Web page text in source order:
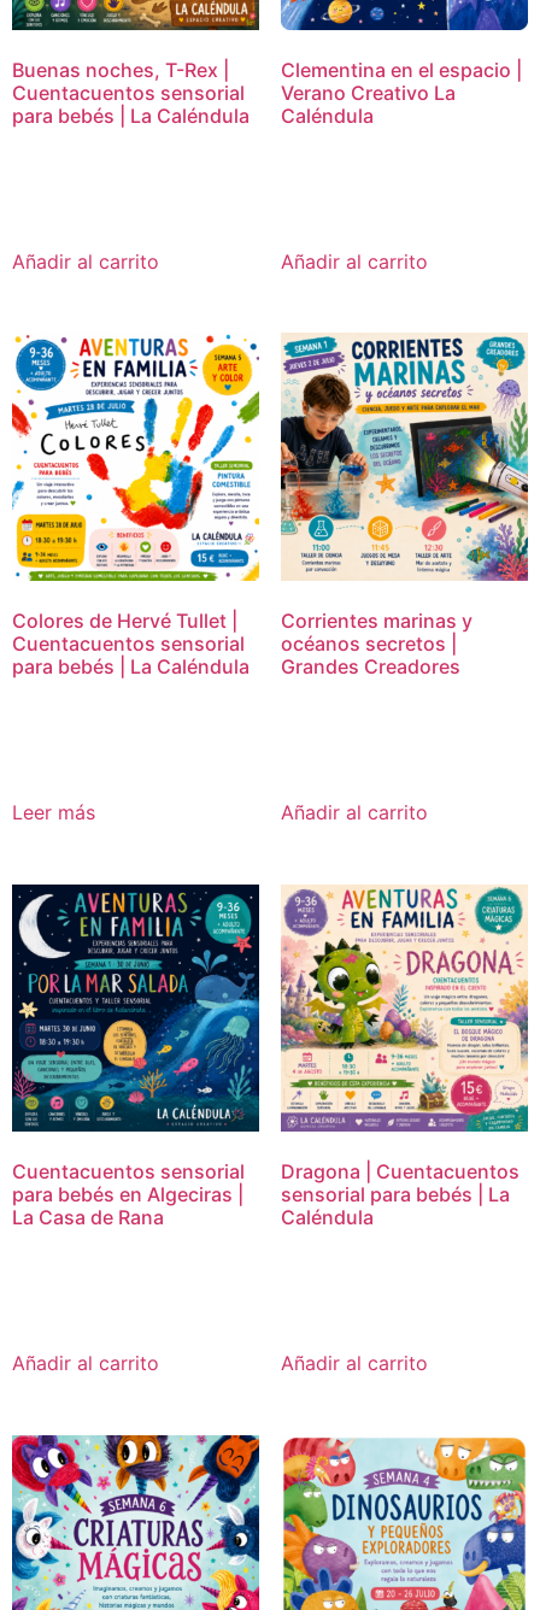
Buenas noches, T-Rex |
Cuentacuentos sensorial
para bebés | La Caléndula
Añadir al carrito
Clementina en el espacio |
Verano Creativo La
Caléndula
Añadir al carrito
Colores de Hervé Tullet |
Cuentacuentos sensorial
para bebés | La Caléndula
Leer más
Corrientes marinas y
océanos secretos |
Grandes Creadores
Añadir al carrito
Cuentacuentos sensorial
para bebés en Algeciras |
La Casa de Rana
Añadir al carrito
Dragona | Cuentacuentos
sensorial para bebés | La
Caléndula
Añadir al carrito